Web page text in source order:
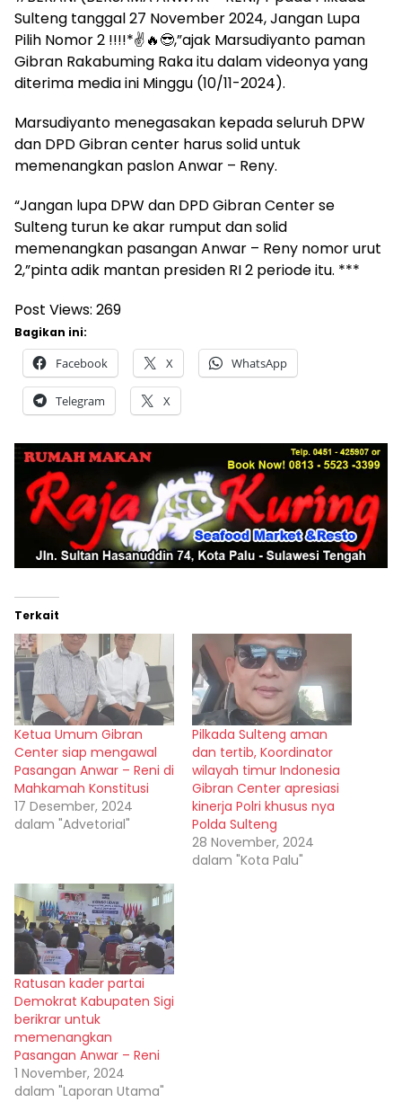
Sulteng tanggal 27 November 2024, Jangan Lupa
Pilih Nomor 2 !!!!*✌️🔥😎,”ajak Marsudiyanto paman
Gibran Rakabuming Raka itu dalam videonya yang
diterima media ini Minggu (10/11-2024).
Marsudiyanto menegasakan kepada seluruh DPW
dan DPD Gibran center harus solid untuk
memenangkan paslon Anwar – Reny.
“Jangan lupa DPW dan DPD Gibran Center se
Sulteng turun ke akar rumput dan solid
memenangkan pasangan Anwar – Reny nomor urut
2,”pinta adik mantan presiden RI 2 periode itu. ***
Post Views: 269
Bagikan ini:
Facebook X WhatsApp
Telegram X
Terkait
Ketua Umum Gibran
Center siap mengawal
Pasangan Anwar – Reni di
Mahkamah Konstitusi
17 Desember, 2024
dalam "Advetorial"
Pilkada Sulteng aman
dan tertib, Koordinator
wilayah timur Indonesia
Gibran Center apresiasi
kinerja Polri khusus nya
Polda Sulteng
28 November, 2024
dalam "Kota Palu"
Ratusan kader partai
Demokrat Kabupaten Sigi
berikrar untuk
memenangkan
Pasangan Anwar – Reni
1 November, 2024
dalam "Laporan Utama"